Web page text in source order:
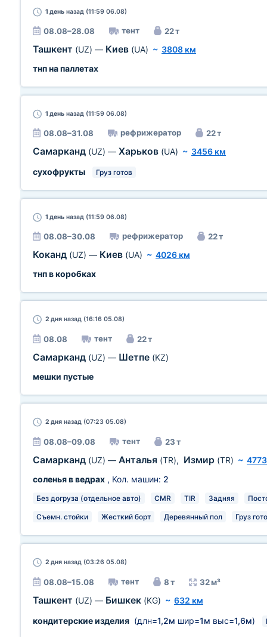
1 день назад (11:59 06.08)
08.08–28.08 тент 22 т
Ташкент (UZ) — Киев (UA) ~ 3808 км
тнп на паллетах
1 день назад (11:59 06.08)
08.08–31.08 рефрижератор 22 т
Самарканд (UZ) — Харьков (UA) ~ 3456 км
сухофрукты
Груз готов
1 день назад (11:59 06.08)
08.08–30.08 рефрижератор 22 т
Коканд (UZ) — Киев (UA) ~ 4026 км
тнп в коробках
2 дня назад (16:16 05.08)
08.08 тент 22 т
Самарканд (UZ) — Шетпе (KZ)
мешки пустые
2 дня назад (07:23 05.08)
08.08–09.08 тент 23 т
Самарканд (UZ) — Анталья (TR), Измир (TR) ~
соленья в ведрах , Кол. машин: 2
Без догруза (отдельное авто) CMR TIR Задняя
Съемн. стойки Жесткий борт Деревянный пол Груз
2 дня назад (03:26 05.08)
08.08–15.08 тент 8 т 32 м³
Ташкент (UZ) — Бишкек (KG) ~ 632 км
кондитерские изделия (длн=1,2м шир=1м выс=1,6м)